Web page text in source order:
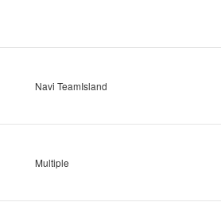
Navi TeamIsland
Multiple